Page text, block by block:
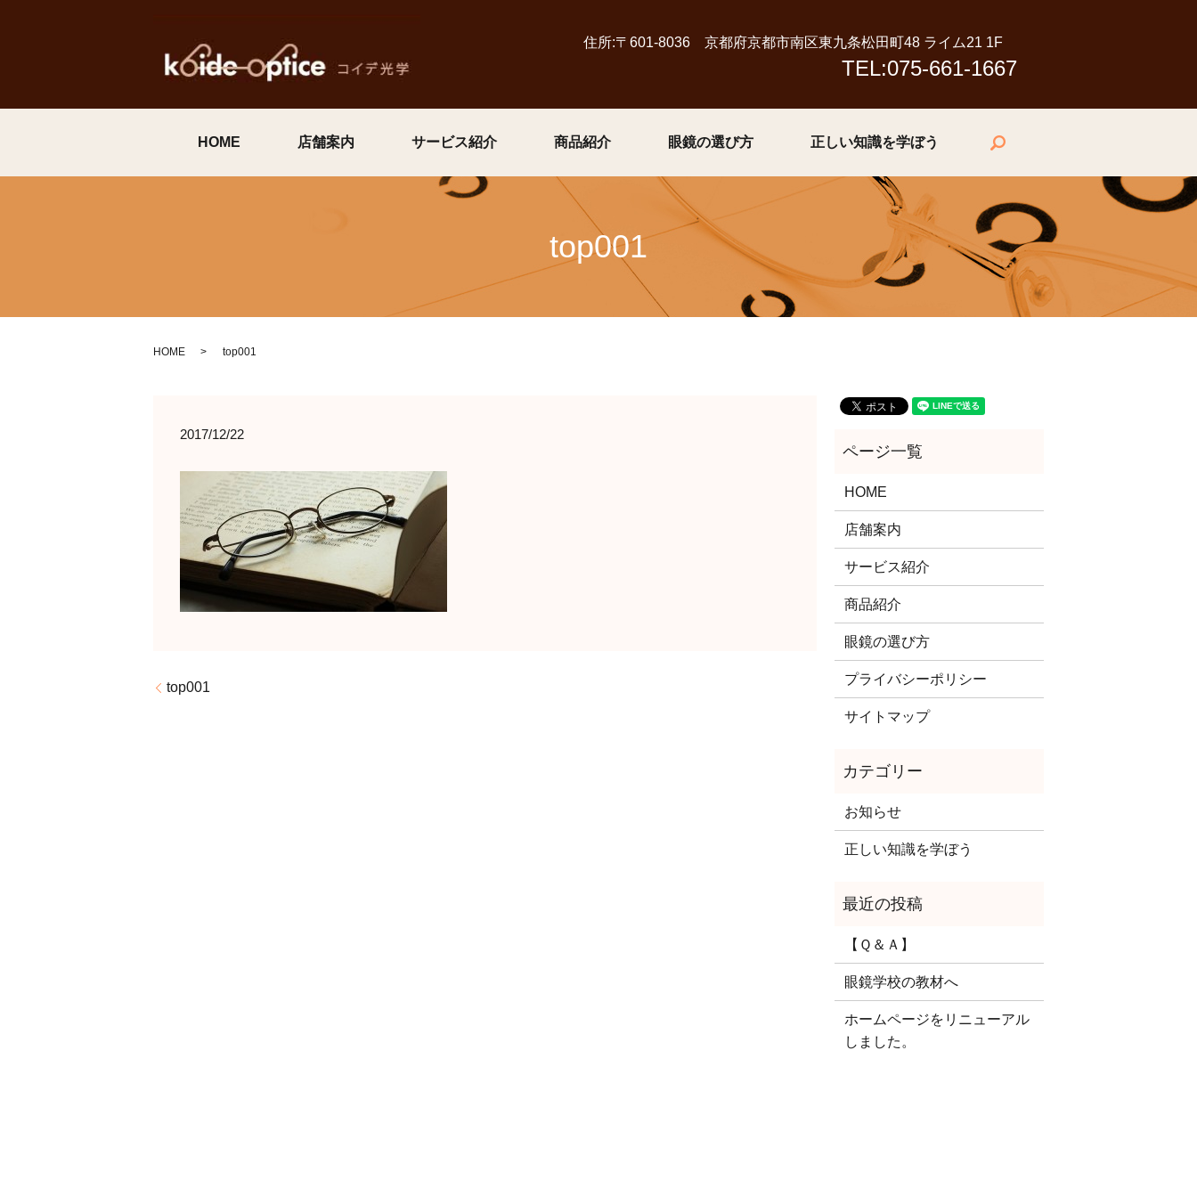
住所:〒601-8036 京都府京都市南区東九条松田町48 ライム21 1F
TEL:075-661-1667
HOME 店舗案内 サービス紹介 商品紹介 眼鏡の選び方 正しい知識を学ぼう
top001
HOME top001
2017/12/22
top001
HOME
店舗案内
サービス紹介
商品紹介
眼鏡の選び方
プライバシーポリシー
サイトマップ
お知らせ
正しい知識を学ぼう
【Ｑ＆Ａ】
眼鏡学校の教材へ
ホームページをリニューアル
しました。